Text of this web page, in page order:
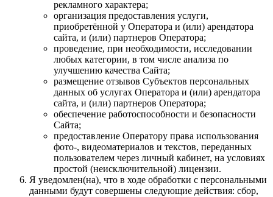
рекламного характера;
организация предоставления услуги,
приобретённой у Оператора и (или) арендатора
сайта, и (или) партнеров Оператора;
проведение, при необходимости, исследовании
любых категории, в том числе анализа по
улучшению качества Сайта;
размещение отзывов Субъектов персональных
данных об услугах Оператора и (или) арендатора
сайта, и (или) партнеров Оператора;
обеспечение работоспособности и безопасности
Сайта;
предоставление Оператору права использования
фото-, видеоматериалов и текстов, переданных
пользователем через личный кабинет, на условиях
простой (неисключительной) лицензии.
Я уведомлен(на), что в ходе обработки с персональными
данными будут совершены следующие действия: сбор,